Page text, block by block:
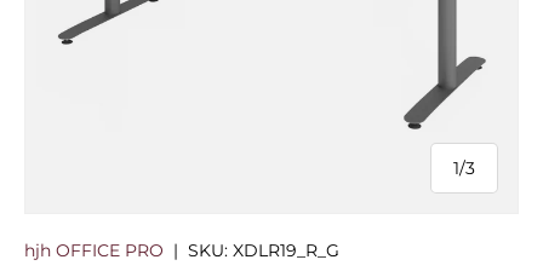
1/
von
3
hjh OFFICE PRO | SKU: XDLR19_R_G